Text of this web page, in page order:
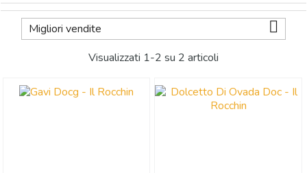
Migliori vendite 
Visualizzati 1-2 su 2 articoli